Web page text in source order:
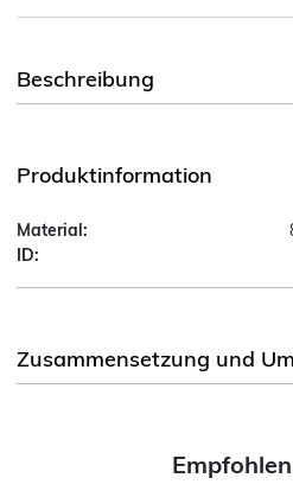
Beschreibung
Produktinformation
Material:
ID:
Zusammensetzung und